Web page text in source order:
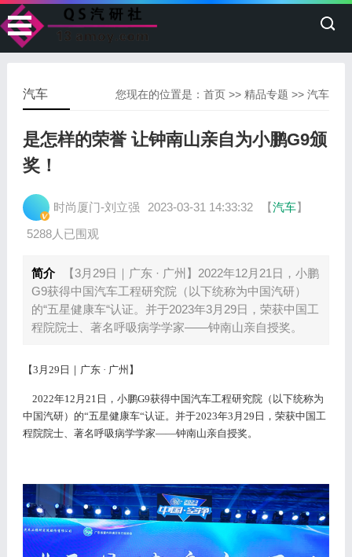
您现在的位置是：首页 >>精品专题 >>汽车
汽车
是怎样的荣誉 让钟南山亲自为小鹏G9颁
奖！
时尚厦门-刘立强 2023-03-31 14:33:32 【汽车】
5288人已围观
简介
【3月29日｜广东 · 广州】2022年12月21日，小鹏
G9获得中国汽车工程研究院（以下统称为中国汽研）
的“五星健康车“认证。并于2023年3月29日，荣获中国工
程院院士、著名呼吸病学学家——钟南山亲自授奖。
【3月29 日｜广东 · 广州】
2022年12月21日，小鹏G9获得中国汽车工程研究院（以下统称为
中国汽研）的“五星健康车“认证。并于2023年3月29日，荣获中国工
程院院士、著名呼吸病学学家——钟南山亲自授奖。